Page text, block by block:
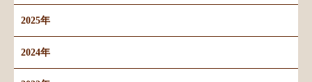
2025年
2024年